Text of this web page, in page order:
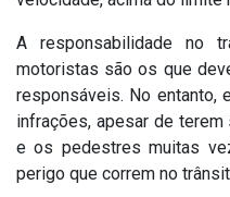
A responsabilidade no
motoristas são os que
responsáveis. No entanto,
infrações, apesar de
e os pedestres muitas
perigo que correm no